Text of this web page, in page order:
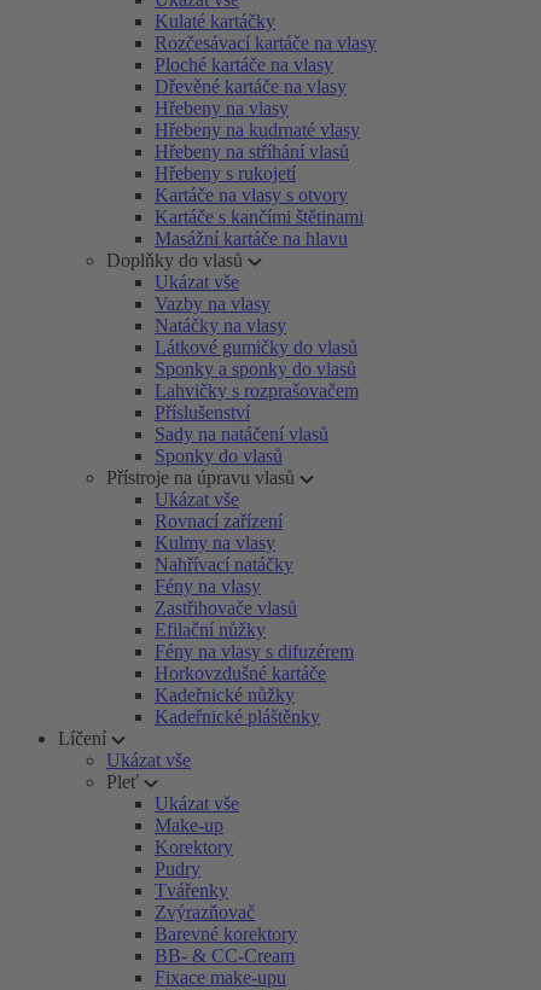
Kulaté kartáčky
Rozčesávací kartáče na vlasy
Ploché kartáče na vlasy
Dřevěné kartáče na vlasy
Hřebeny na vlasy
Hřebeny na kudrnaté vlasy
Hřebeny na stříhání vlasů
Hřebeny s rukojetí
Kartáče na vlasy s otvory
Kartáče s kančími štětinami
Masážní kartáče na hlavu
Doplňky do vlasů
Ukázat vše
Vazby na vlasy
Natáčky na vlasy
Látkové gumičky do vlasů
Sponky a sponky do vlasů
Lahvičky s rozprašovačem
Příslušenství
Sady na natáčení vlasů
Sponky do vlasů
Přístroje na úpravu vlasů
Ukázat vše
Rovnací zařízení
Kulmy na vlasy
Nahřívací natáčky
Fény na vlasy
Zastřihovače vlasů
Efilační nůžky
Fény na vlasy s difuzérem
Horkovzdušné kartáče
Kadeřnické nůžky
Kadeřnické pláštěnky
Líčení
Ukázat vše
Pleť
Ukázat vše
Make-up
Korektory
Pudry
Tvářenky
Zvýrazňovač
Barevné korektory
BB- & CC-Cream
Fixace make-upu